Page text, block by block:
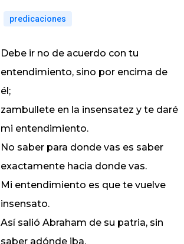
predicaciones
Debe ir no de acuerdo con tu
entendimiento, sino por encima de
él;
zambullete en la insensatez y te daré
mi entendimiento.
No saber para donde vas es saber
exactamente hacia donde vas.
Mi entendimiento es que te vuelve
insensato.
Así salió Abraham de su patria, sin
saber adónde iba.